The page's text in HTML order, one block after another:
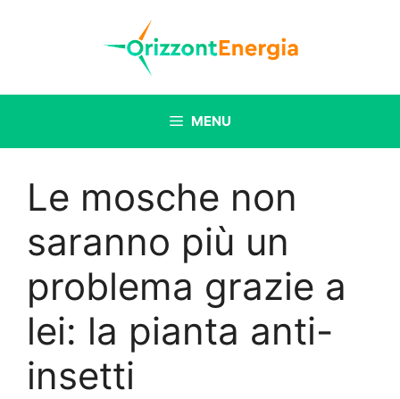
MENU
Le mosche non
saranno più un
problema grazie a
lei: la pianta anti-
insetti